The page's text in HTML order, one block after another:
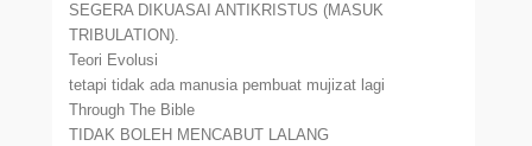
SEGERA DIKUASAI ANTIKRISTUS (MASUK
TRIBULATION).
Teori Evolusi
tetapi tidak ada manusia pembuat mujizat lagi
Through The Bible
TIDAK BOLEH MENCABUT LALANG